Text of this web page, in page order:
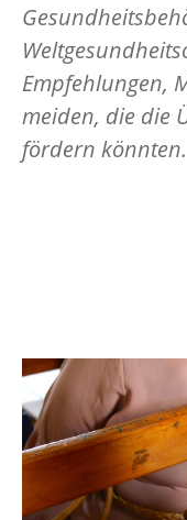
Empfehlungen,
meiden, die die
fördern könnten.
Image